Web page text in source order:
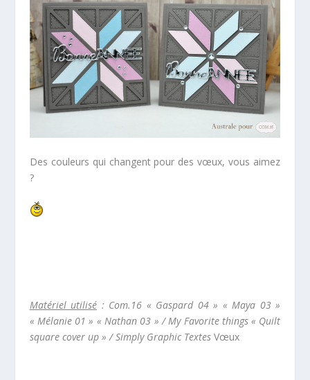
Des couleurs qui changent pour des vœux, vous aimez
?
Matériel utilisé : Com.16 « Gaspard 04 » « Maya 03 »
« Mélanie 01 » « Nathan 03 » / My Favorite things « Quilt
square cover up » / Simply Graphic Textes Vœux